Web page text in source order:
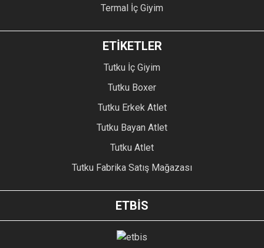
Termal İç Giyim
ETİKETLER
Tutku İç Giyim
Tutku Boxer
Tutku Erkek Atlet
Tutku Bayan Atlet
Tutku Atlet
Tutku Fabrika Satış Mağazası
ETBİS